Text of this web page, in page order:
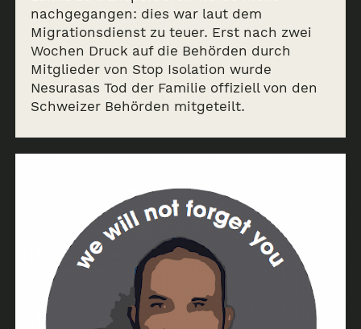
nachgegangen: dies war laut dem
Migrationsdienst zu teuer. Erst nach zwei
Wochen Druck auf die Behörden durch
Mitglieder von Stop Isolation wurde
Nesurasas Tod der Familie offiziell von den
Schweizer Behörden mitgeteilt.